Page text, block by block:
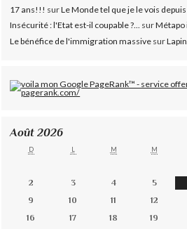
17 ans!!! surLe Monde tel que je le vois
Insécurité : l'Etat est-il coupable ?... surMétapo
Le bénéfice de l'immigration massive sur
Août 2026
D L M M
2
3 4 5
9
10 11 12
16
17 18 19